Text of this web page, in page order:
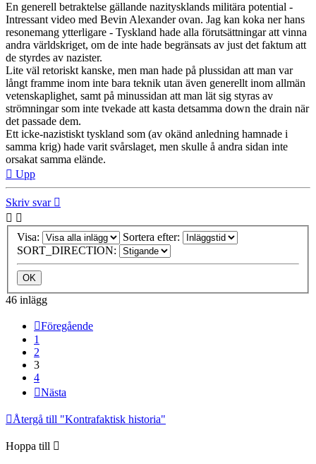
En generell betraktelse gällande nazitysklands militära potential -
Intressant video med Bevin Alexander ovan. Jag kan koka ner hans
resonemang ytterligare - Tyskland hade alla förutsättningar att vinna
andra världskriget, om de inte hade begränsats av just det faktum att
de styrdes av nazister.
Lite väl retoriskt kanske, men man hade på plussidan att man var
långt framme inom inte bara teknik utan även generellt inom allmän
vetenskaplighet, samt på minussidan att man lät sig styras av
strömningar som inte tvekade att kasta detsamma down the drain när
det passade dem.
Ett icke-nazistiskt tyskland som (av okänd anledning hamnade i
samma krig) hade varit svårslaget, men skulle å andra sidan inte
orsakat samma elände.
Upp
Skriv svar
Visa:
Sortera efter:
SORT_DIRECTION:
46 inlägg
Föregående
1
2
3
4
Nästa
Återgå till "Kontrafaktisk historia"
Hoppa till